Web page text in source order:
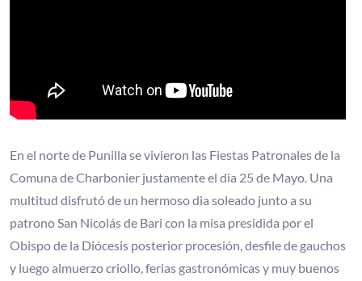
En el norte de Punilla se vivieron las Fiestas Patronales de la
Comuna de Charbonier justamente el dia 25 de Mayo. Una
multitud disfrutó de un hermoso dia soleado junto a su
patrono San Nicolás de Bari con la misa presidida por el
Obispo de la Diócesis posterior procesión, desfile de gauchos
y luego almuerzo criollo, ferias gastronómicas y muy buenos